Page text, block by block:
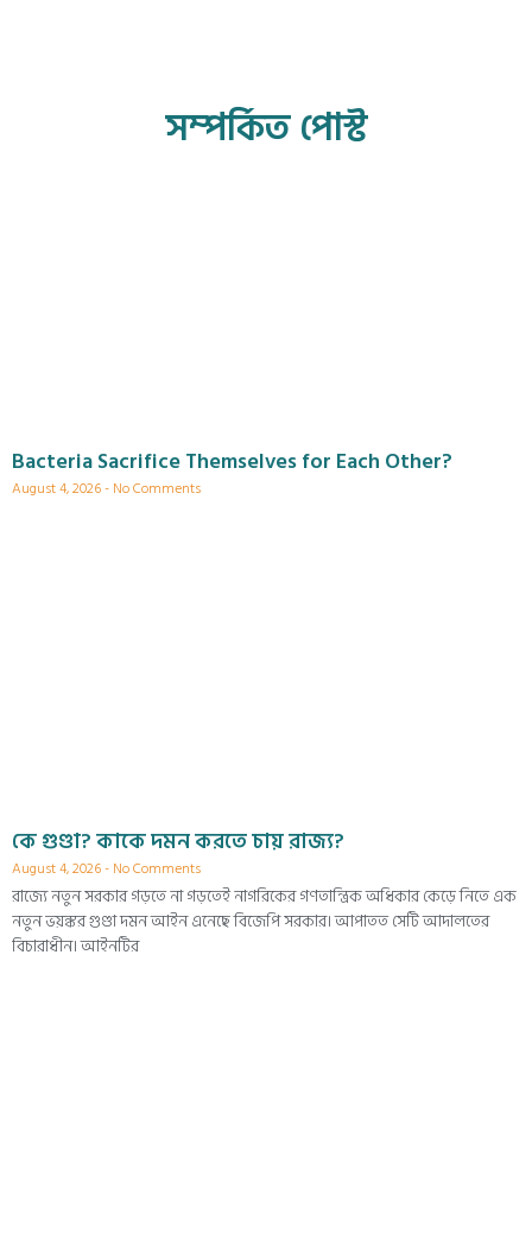
সম্পর্কিত পোস্ট
Bacteria Sacrifice Themselves for Each Other?
August 4, 2026 No Comments
কে গুণ্ডা? কাকে দমন করতে চায় রাজ্য?
August 4, 2026 No Comments
রাজ্যে নতুন সরকার গড়তে না গড়তেই নাগরিকের গণতান্ত্রিক অধিকার কেড়ে নিতে এক
নতুন ভয়ঙ্কর গুণ্ডা দমন আইন এনেছে বিজেপি সরকার। আপাতত সেটি আদালতের
বিচারাধীন। আইনটির